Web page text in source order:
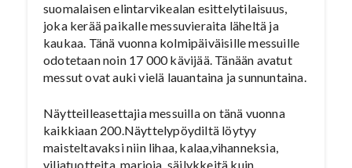
suomalaisen elintarvikealan esittelytilaisuus,
joka kerää paikalle messuvieraita läheltä ja
kaukaa. Tänä vuonna kolmipäiväisille messuille
odotetaan noin 17 000 kävijää. Tänään avatut
messut ovat auki vielä lauantaina ja sunnuntaina.
Näytteilleasettajia messuilla on tänä vuonna
kaikkiaan 200.Näyttelypöydiltä löytyy
maisteltavaksi niin lihaa, kalaa,vihanneksia,
viljatuotteita, marjoja, säilykkeitä kuin